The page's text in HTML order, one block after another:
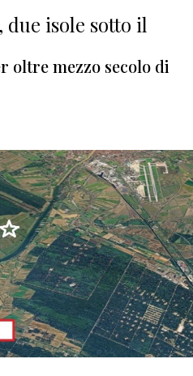
due isole sotto il
oltre mezzo secolo di